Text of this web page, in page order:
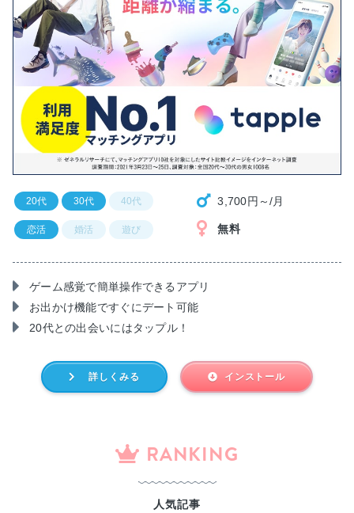
ゲーム感覚で簡単操作できるアプリ
お出かけ機能ですぐにデート可能
20代との出会いにはタップル！
20代 30代 40代
恋活 婚活 遊び
3,700円～/月
無料
詳しくみる インストール
RANKING
人気記事